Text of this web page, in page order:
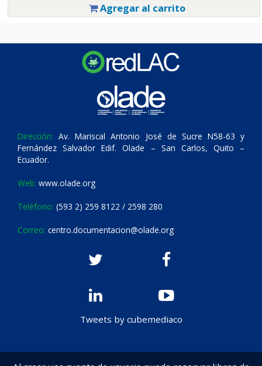
Agregar al carrito
Dirección: Av. Mariscal Antonio José de Sucre N58-63 y
Fernández Salvador Edif. Olade – San Carlos, Quito –
Ecuador.
Web: www.olade.org
Teléfono: (593 2) 259 8122 / 2598 280
Correo: centro.documentacion@olade.org
Tweets by cubemediaco